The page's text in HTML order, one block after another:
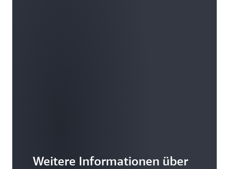
Weitere Informationen über